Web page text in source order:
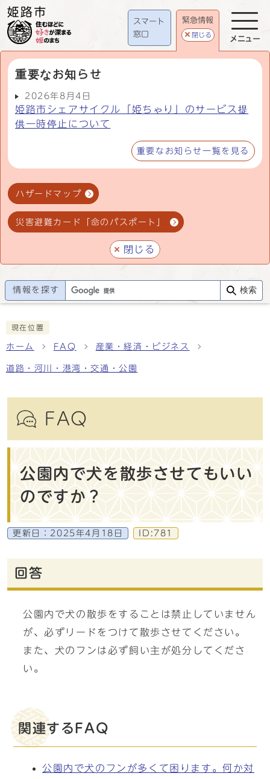
スマート
窓口
緊急情報
閉じる
重要なお知らせ
2026年8月4日
姫路市シェアサイクル「姫ちゃり」のサービス提
供一時停止について
重要なお知らせ一覧を見る
ハザードマップ
災害避難カード「命のパスポート」
閉じる
メニュー
情報を探す 検索
現在位置
ホーム FAQ 産業・経済・ビジネス
道路・河川・港湾・交通・公園
FAQ
公園内で犬を散歩させてもいい
のですか？
更新日： 2025年4月18日 ID:781
回答
公園内で犬の散歩をすることは禁止していません
が、必ずリードをつけて散歩させてください。
また、犬のフンは必ず飼い主が処分してくださ
い。
関連するFAQ
公園内で犬のフンが多くて困ります。何か対